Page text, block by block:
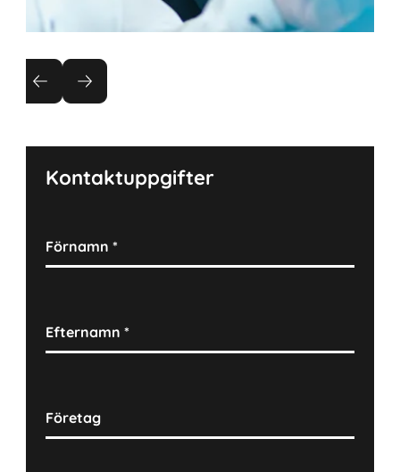
Teknisk rådgivning
Kontaktuppgifter
Förnamn*
Efternamn*
Företag